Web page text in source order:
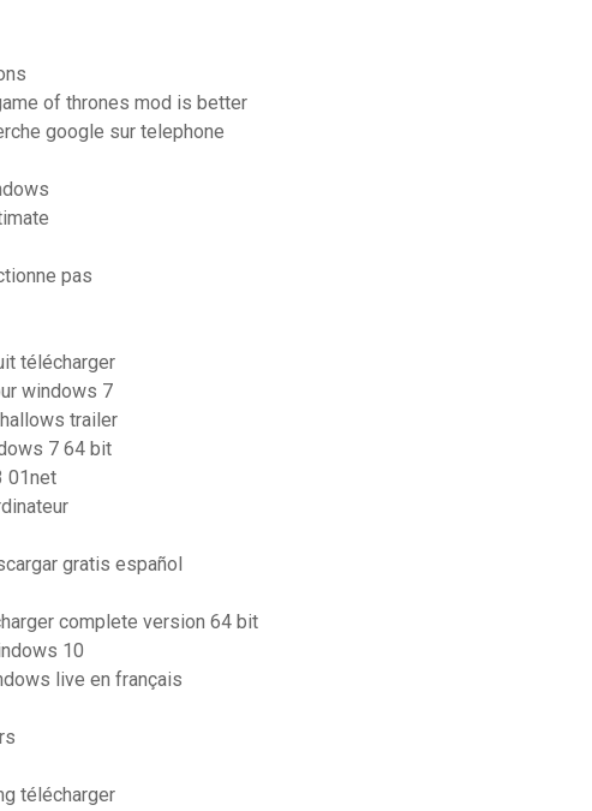
of thrones mod is better
google sur telephone
pas
télécharger
windows 7
trailer
7 64 bit
01net
gratis español
complete version 64 bit
10
live en français
télécharger